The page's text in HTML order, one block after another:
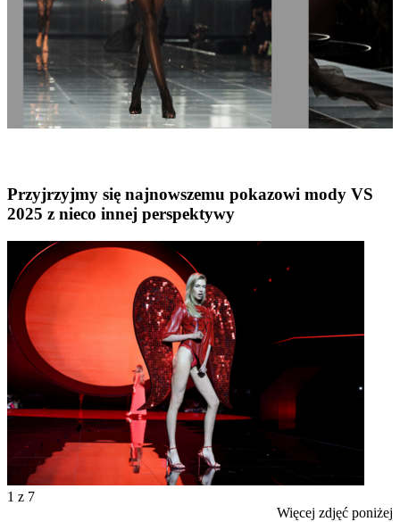
Przyjrzyjmy się najnowszemu pokazowi mody VS
2025 z nieco innej perspektywy
1 z 7
Więcej zdjęć poniżej